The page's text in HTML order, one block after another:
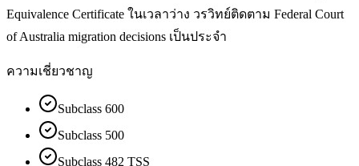
Equivalence Certificate ในเวลาว่าง วรวิทย์ติดตาม Federal Court
of Australia migration decisions เป็นประจำ
ความเชี่ยวชาญ
Subclass 600
Subclass 500
Subclass 482 TSS